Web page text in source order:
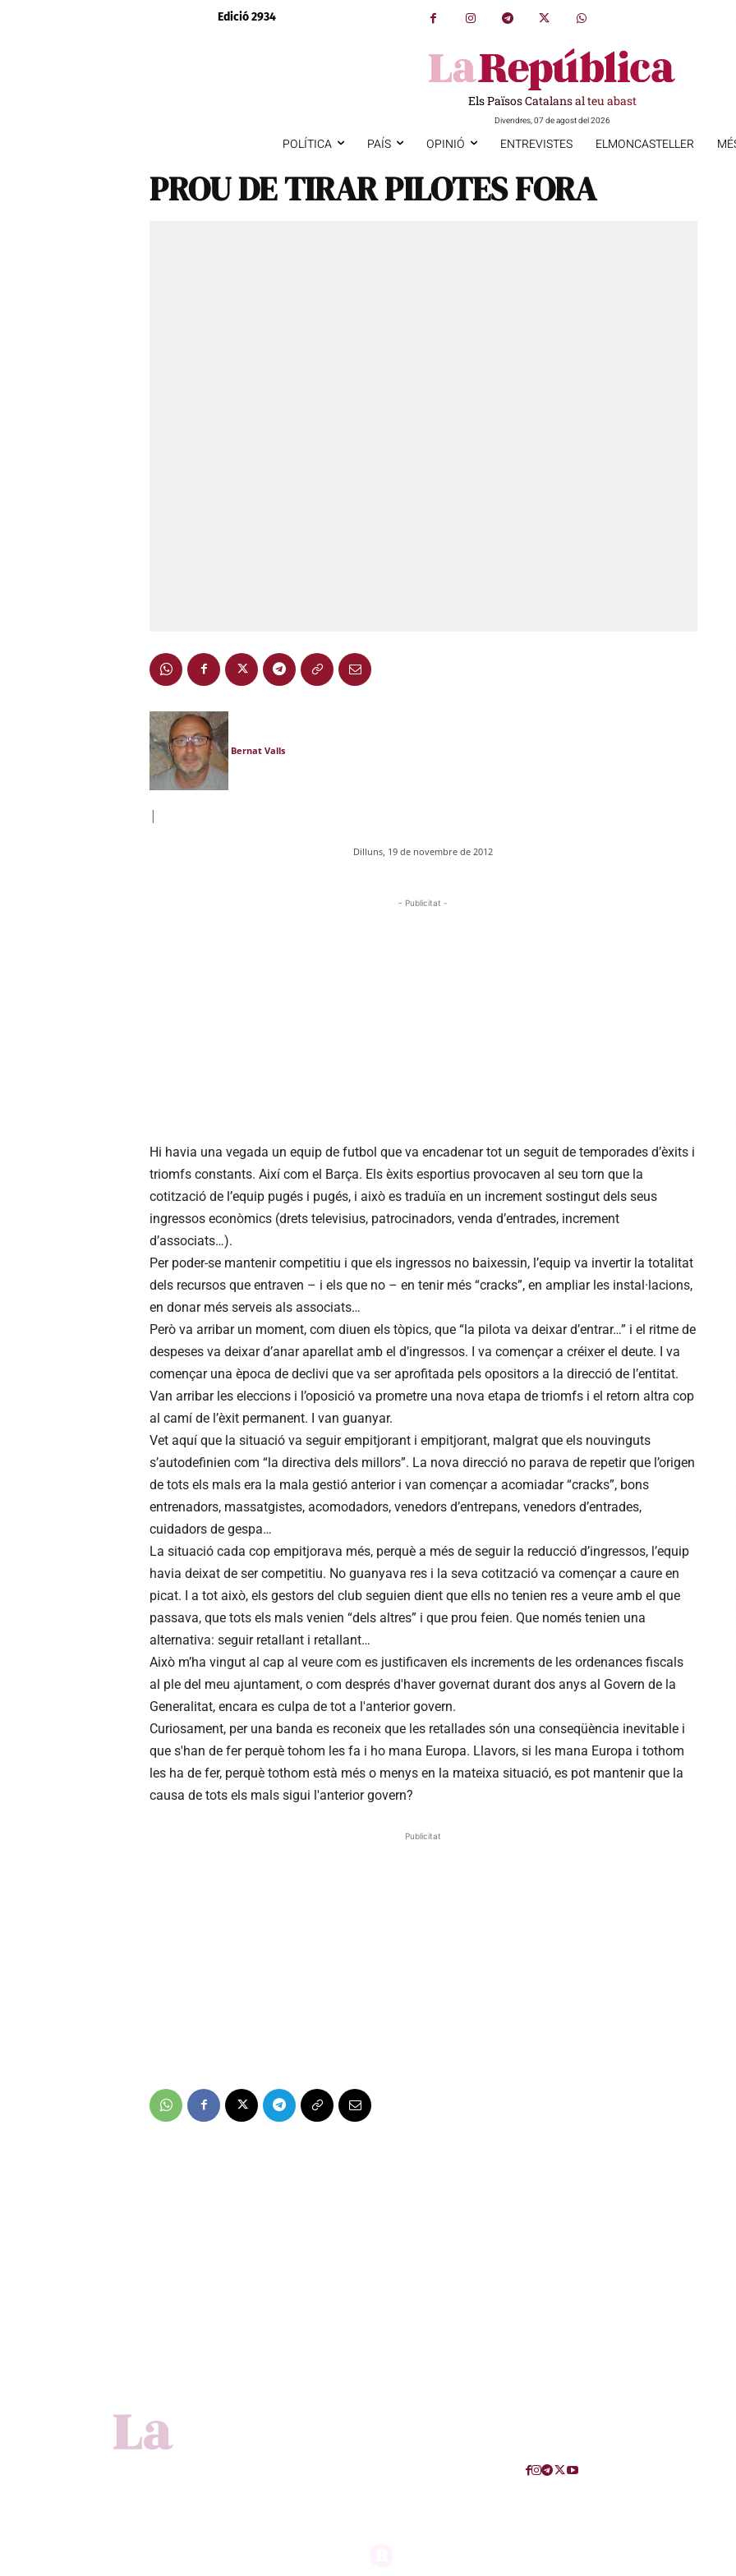
Edició 2934
Els Països Catalans al teu abast
Divendres, 07 de agost del 2026
POLÍTICA PAÍS OPINIÓ ENTREVISTES ELMONCASTELLER
PROU DE TIRAR PILOTES FORA
Bernat Valls
|
Dilluns, 19 de novembre de 2012
- Publicitat -
Hi havia una vegada un equip de futbol que va encadenar tot un seguit de temporades d’èxits i
triomfs constants. Així com el Barça. Els èxits esportius provocaven al seu torn que la
cotització de l’equip pugés i pugés, i això es traduïa en un increment sostingut dels seus
ingressos econòmics (drets televisius, patrocinadors, venda d’entrades, increment
d’associats…).
Per poder-se mantenir competitiu i que els ingressos no baixessin, l’equip va invertir la totalitat
dels recursos que entraven – i els que no – en tenir més “cracks”, en ampliar les instal·lacions,
en donar més serveis als associats…
Però va arribar un moment, com diuen els tòpics, que “la pilota va deixar d’entrar…” i el ritme de
despeses va deixar d’anar aparellat amb el d’ingressos. I va començar a créixer el deute. I va
començar una època de declivi que va ser aprofitada pels opositors a la direcció de l’entitat.
Van arribar les eleccions i l’oposició va prometre una nova etapa de triomfs i el retorn altra cop
al camí de l’èxit permanent. I van guanyar.
Vet aquí que la situació va seguir empitjorant i empitjorant, malgrat que els nouvinguts
s’autodefinien com “la directiva dels millors”. La nova direcció no parava de repetir que l’origen
de tots els mals era la mala gestió anterior i van començar a acomiadar “cracks”, bons
entrenadors, massatgistes, acomodadors, venedors d’entrepans, venedors d’entrades,
cuidadors de gespa…
La situació cada cop empitjorava més, perquè a més de seguir la reducció d’ingressos, l’equip
havia deixat de ser competitiu. No guanyava res i la seva cotització va començar a caure en
picat. I a tot això, els gestors del club seguien dient que ells no tenien res a veure amb el que
passava, que tots els mals venien “dels altres” i que prou feien. Que només tenien una
alternativa: seguir retallant i retallant…
Això m’ha vingut al cap al veure com es justificaven els increments de les ordenances fiscals
al ple del meu ajuntament, o com després d'haver governat durant dos anys al Govern de la
Generalitat, encara es culpa de tot a l'anterior govern.
Curiosament, per una banda es reconeix que les retallades són una conseqüència inevitable i
que s'han de fer perquè tohom les fa i ho mana Europa. Llavors, si les mana Europa i tothom
les ha de fer, perquè tothom està més o menys en la mateixa situació, es pot mantenir que la
causa de tots els mals sigui l'anterior govern?
Publicitat